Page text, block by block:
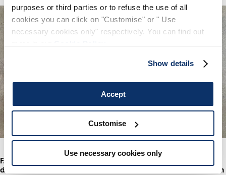
purposes or third parties or to refuse the use of all
cookies you can click on "Customise" or " Use
necessary cookies only" respectively. You can find out
Show details
Accept
Customise
Use necessary cookies only
REGISTRIEREN
F. Sie arbeiten mit vielen verschiedenen Medien. Haben Sie
dabei einen Favoriten? Oder entwickelt sich das kontinuierlich